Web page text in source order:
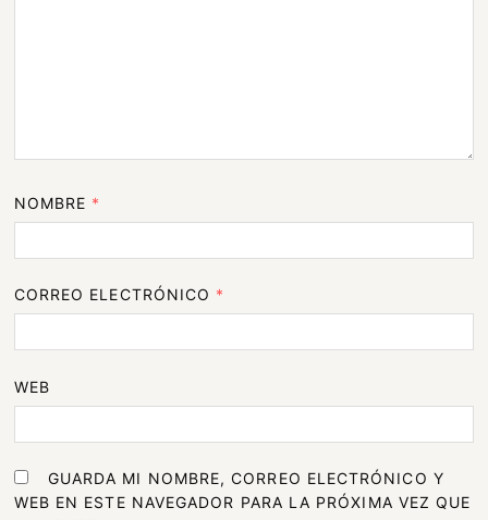
NOMBRE *
CORREO ELECTRÓNICO *
WEB
GUARDA MI NOMBRE, CORREO ELECTRÓNICO Y
WEB EN ESTE NAVEGADOR PARA LA PRÓXIMA VEZ QUE